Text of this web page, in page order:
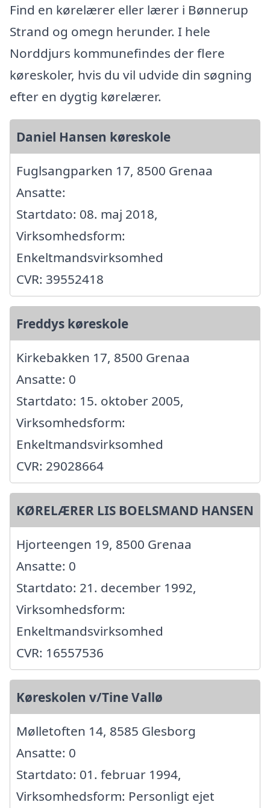
Find en kørelærer eller lærer i Bønnerup
Strand og omegn herunder. I hele
Norddjurs kommunefindes der flere
køreskoler, hvis du vil udvide din søgning
efter en dygtig kørelærer.
Daniel Hansen køreskole
Fuglsangparken 17, 8500 Grenaa
Ansatte:
Startdato: 08. maj 2018,
Virksomhedsform:
Enkeltmandsvirksomhed
CVR: 39552418
Freddys køreskole
Kirkebakken 17, 8500 Grenaa
Ansatte: 0
Startdato: 15. oktober 2005,
Virksomhedsform:
Enkeltmandsvirksomhed
CVR: 29028664
KØRELÆRER LIS BOELSMAND HANSEN
Hjorteengen 19, 8500 Grenaa
Ansatte: 0
Startdato: 21. december 1992,
Virksomhedsform:
Enkeltmandsvirksomhed
CVR: 16557536
Køreskolen v/Tine Vallø
Mølletoften 14, 8585 Glesborg
Ansatte: 0
Startdato: 01. februar 1994,
Virksomhedsform: Personligt ejet